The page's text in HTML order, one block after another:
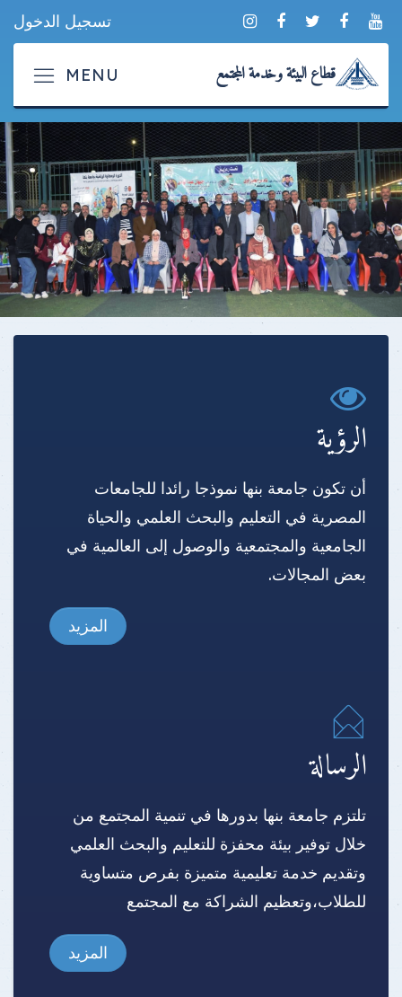
تسجيل الدخول
قطاع البيئة وخدمة المجتمع
الرؤية
أن تكون جامعة بنها نموذجا رائدا للجامعات
المصرية في التعليم والبحث العلمي والحياة
الجامعية والمجتمعية والوصول إلى العالمية في
بعض المجالات.
المزيد
الرسالة
تلتزم جامعة بنها بدورها في تنمية المجتمع من
خلال توفير بيئة محفزة للتعليم والبحث العلمي
وتقديم خدمة تعليمية متميزة بفرص متساوية
للطلاب،وتعظيم الشراكة مع المجتمع
المزيد